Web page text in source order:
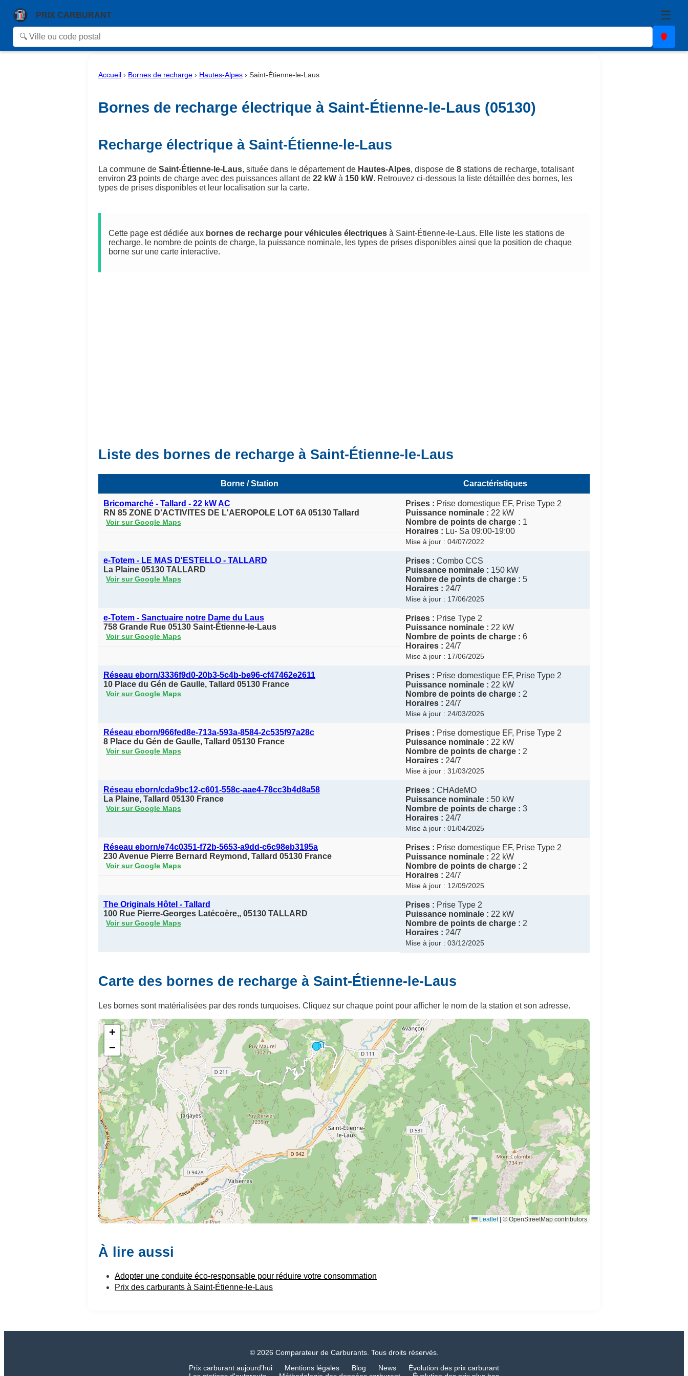
PRIX CARBURANT ☰
Accueil › Bornes de recharge › Hautes-Alpes › Saint-Étienne-le-Laus
Bornes de recharge électrique à Saint-Étienne-le-Laus (05130)
Recharge électrique à Saint-Étienne-le-Laus
La commune de Saint-Étienne-le-Laus, située dans le département de Hautes-Alpes, dispose de 8 stations de recharge, totalisant
environ 23 points de charge avec des puissances allant de 22 kW à 150 kW. Retrouvez ci-dessous la liste détaillée des bornes, les
types de prises disponibles et leur localisation sur la carte.
Cette page est dédiée aux bornes de recharge pour véhicules électriques à Saint-Étienne-le-Laus. Elle liste les stations de
recharge, le nombre de points de charge, la puissance nominale, les types de prises disponibles ainsi que la position de chaque
borne sur une carte interactive.
Liste des bornes de recharge à Saint-Étienne-le-Laus
Borne / Station Caractéristiques
Bricomarché - Tallard - 22 kW AC
RN 85 ZONE D'ACTIVITES DE L'AEROPOLE LOT 6A 05130 Tallard
Voir sur Google Maps
Prises : Prise domestique EF, Prise Type 2
Puissance nominale : 22 kW
Nombre de points de charge : 1
Horaires : Lu- Sa 09:00-19:00
Mise à jour : 04/07/2022
e-Totem - LE MAS D'ESTELLO - TALLARD
La Plaine 05130 TALLARD
Voir sur Google Maps
Prises : Combo CCS
Puissance nominale : 150 kW
Nombre de points de charge : 5
Horaires : 24/7
Mise à jour : 17/06/2025
e-Totem - Sanctuaire notre Dame du Laus
758 Grande Rue 05130 Saint-Étienne-le-Laus
Voir sur Google Maps
Prises : Prise Type 2
Puissance nominale : 22 kW
Nombre de points de charge : 6
Horaires : 24/7
Mise à jour : 17/06/2025
Réseau eborn/3336f9d0-20b3-5c4b-be96-cf47462e2611
10 Place du Gén de Gaulle, Tallard 05130 France
Voir sur Google Maps
Prises : Prise domestique EF, Prise Type 2
Puissance nominale : 22 kW
Nombre de points de charge : 2
Horaires : 24/7
Mise à jour : 24/03/2026
Réseau eborn/966fed8e-713a-593a-8584-2c535f97a28c
8 Place du Gén de Gaulle, Tallard 05130 France
Voir sur Google Maps
Prises : Prise domestique EF, Prise Type 2
Puissance nominale : 22 kW
Nombre de points de charge : 2
Horaires : 24/7
Mise à jour : 31/03/2025
Réseau eborn/cda9bc12-c601-558c-aae4-78cc3b4d8a58
La Plaine, Tallard 05130 France
Voir sur Google Maps
Prises : CHAdeMO
Puissance nominale : 50 kW
Nombre de points de charge : 3
Horaires : 24/7
Mise à jour : 01/04/2025
Réseau eborn/e74c0351-f72b-5653-a9dd-c6c98eb3195a
230 Avenue Pierre Bernard Reymond, Tallard 05130 France
Voir sur Google Maps
Prises : Prise domestique EF, Prise Type 2
Puissance nominale : 22 kW
Nombre de points de charge : 2
Horaires : 24/7
Mise à jour : 12/09/2025
The Originals Hôtel - Tallard
100 Rue Pierre-Georges Latécoère,, 05130 TALLARD
Voir sur Google Maps
Prises : Prise Type 2
Puissance nominale : 22 kW
Nombre de points de charge : 2
Horaires : 24/7
Mise à jour : 03/12/2025
Carte des bornes de recharge à Saint-Étienne-le-Laus
Les bornes sont matérialisées par des ronds turquoises. Cliquez sur chaque point pour afficher le nom de la station et son adresse.
+
−
Leaflet | © OpenStreetMap contributors
À lire aussi
Adopter une conduite éco-responsable pour réduire votre consommation
Prix des carburants à Saint-Étienne-le-Laus
© 2026 Comparateur de Carburants. Tous droits réservés.
Prix carburant aujourd’hui
Mentions légales Blog News
Évolution des prix carburant